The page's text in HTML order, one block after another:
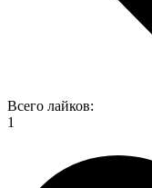
Всего лайков:
1